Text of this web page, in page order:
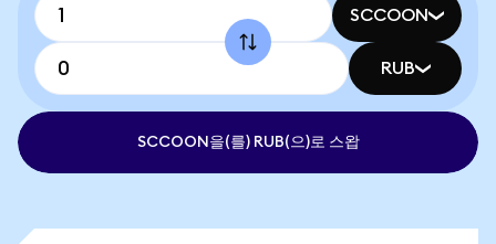
SCCOON
RUB
SCCOON을(를) RUB(으)로 스왑